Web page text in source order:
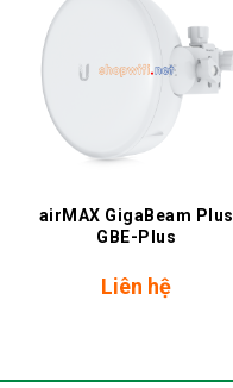
airMAX GigaBeam Plus
GBE-Plus
Liên hệ